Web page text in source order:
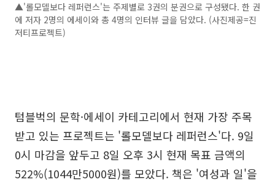
▲'롤모델보다 레퍼런스'는 주제별로 3권의 분권으로 구성됐다. 한 권
에 저자 2명의 에세이와 총 4명의 인터뷰 글을 담았다. (사진제공=진
저티프로젝트)
텀블벅의 문학·에세이 카테고리에서 현재 가장 주목
받고 있는 프로젝트는 '롤모델보다 레퍼런스'다. 9일
0시 마감을 앞두고 8일 오후 3시 현재 목표 금액의
522%(1044만5000원)를 모았다. 책은 '여성과 일'을